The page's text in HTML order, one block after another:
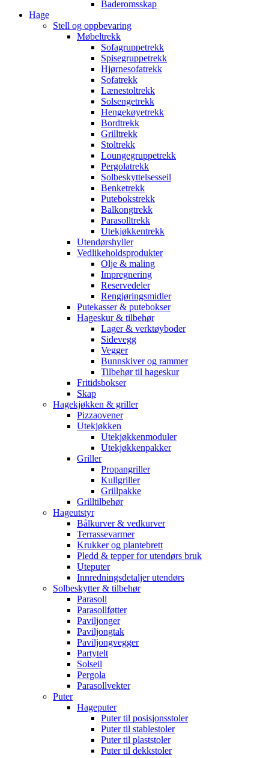
Baderomsskap
Hage
Stell og oppbevaring
Møbeltrekk
Sofagruppetrekk
Spisegruppetrekk
Hjørnesofatrekk
Sofatrekk
Lænestoltrekk
Solsengetrekk
Hengekøyetrekk
Bordtrekk
Grilltrekk
Stoltrekk
Loungegruppetrekk
Pergolatrekk
Solbeskyttelsesseil
Benketrekk
Putebokstrekk
Balkongtrekk
Parasolltrekk
Utekjøkkentrekk
Utendørshyller
Vedlikeholdsprodukter
Olje & maling
Impregnering
Reservedeler
Rengjøringsmidler
Putekasser & putebokser
Hageskur & tilbehør
Lager & verktøyboder
Sidevegg
Vegger
Bunnskiver og rammer
Tilbehør til hageskur
Fritidsbokser
Skap
Hagekjøkken & griller
Pizzaovener
Utekjøkken
Utekjøkkenmoduler
Utekjøkkenpakker
Griller
Propangriller
Kullgriller
Grillpakke
Grilltilbehør
Hageutstyr
Bålkurver & vedkurver
Terrassevarmer
Krukker og plantebrett
Pledd & tepper for utendørs bruk
Uteputer
Innredningsdetaljer utendørs
Solbeskytter & tilbehør
Parasoll
Parasollføtter
Paviljonger
Paviljongtak
Paviljongvegger
Partytelt
Solseil
Pergola
Parasollvekter
Puter
Hageputer
Puter til posisjonsstoler
Puter til stablestoler
Puter til plaststoler
Puter til dekkstoler